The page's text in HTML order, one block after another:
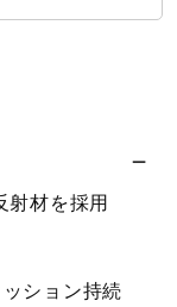
射材を採用
ション持続